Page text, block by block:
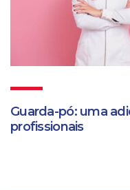
Guarda-pó: uma
profissionais